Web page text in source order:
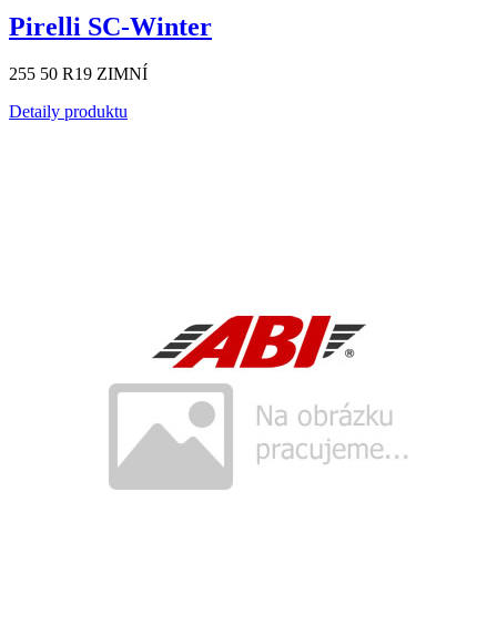
Pirelli SC-Winter
255 50 R19 ZIMNÍ
Detaily produktu